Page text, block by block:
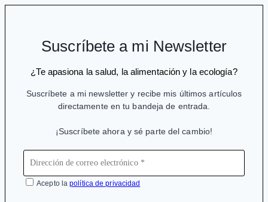
«verdes»
evitar
el
colapso
#CartasaElla
Suscríbete a mi Newsletter
¿Te apasiona la salud, la alimentación y la ecología?
Suscríbete a mi newsletter y recibe mis últimos artículos
directamente en tu bandeja de entrada.
¡Suscríbete ahora y sé parte del cambio!
Acepto lapolítica de privacidad